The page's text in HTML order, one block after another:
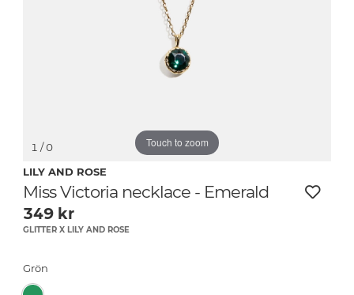
Touch to zoom
1 / 0
LILY AND ROSE
Miss Victoria necklace - Emerald
349 kr
GLITTER X LILY AND ROSE
Grön